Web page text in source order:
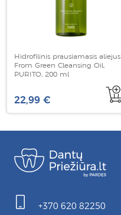
Hidrofilinis prausiamasis aliejus
From Green Cleansing Oil,
PURITO, 200 ml
22,99 €
+370 620 82250